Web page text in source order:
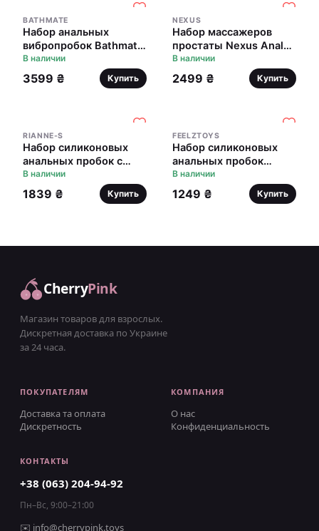
BATHMATE
Набор анальных
вибропробок Bathmate
Anal Training Plugs
VIBE, диаметр 2,5см -
3,1см - 3,8см
В наличии
3599 ₴ Купить
NEXUS
Набор массажеров
простаты Nexus Anal
Starter Kit
В наличии
2499 ₴ Купить
RIANNE-S
Набор силиконовых
анальных пробок с
кристаллом Rianne S:
Booty Plug Set Black,
диаметр 3,2см, 3,5см,
В наличии
1839 ₴ Купить
FEELZTOYS
Набор силиконовых
анальных пробок
FeelzToys - Bibi Butt
Plug Set 3 pcs Black
В наличии
1249 ₴ Купить
CherryPink
Магазин товаров для взрослых.
Дискретная доставка по Украине
за 24 часа.
ПОКУПАТЕЛЯМ
Доставка та оплата
Дискретность
КОМПАНИЯ
О нас
Конфиденциальность
КОНТАКТЫ
+38 (063) 204-94-92
Пн–Вс, 9:00–21:00
✉️ info@cherrypink.toys